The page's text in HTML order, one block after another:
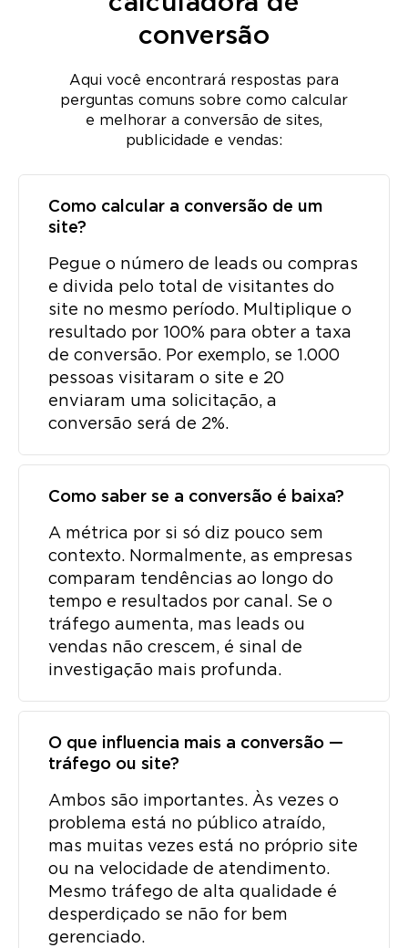
conversão
Aqui você encontrará respostas para
perguntas comuns sobre como calcular
e melhorar a conversão de sites,
publicidade e vendas:
Como calcular a conversão de um
site?
Pegue o número de leads ou compras
e divida pelo total de visitantes do
site no mesmo período. Multiplique o
resultado por 100% para obter a taxa
de conversão. Por exemplo, se 1.000
pessoas visitaram o site e 20
enviaram uma solicitação, a
conversão será de 2%.
Como saber se a conversão é baixa?
A métrica por si só diz pouco sem
contexto. Normalmente, as empresas
comparam tendências ao longo do
tempo e resultados por canal. Se o
tráfego aumenta, mas leads ou
vendas não crescem, é sinal de
investigação mais profunda.
O que influencia mais a conversão —
tráfego ou site?
Ambos são importantes. Às vezes o
problema está no público atraído,
mas muitas vezes está no próprio site
ou na velocidade de atendimento.
Mesmo tráfego de alta qualidade é
desperdiçado se não for bem
gerenciado.